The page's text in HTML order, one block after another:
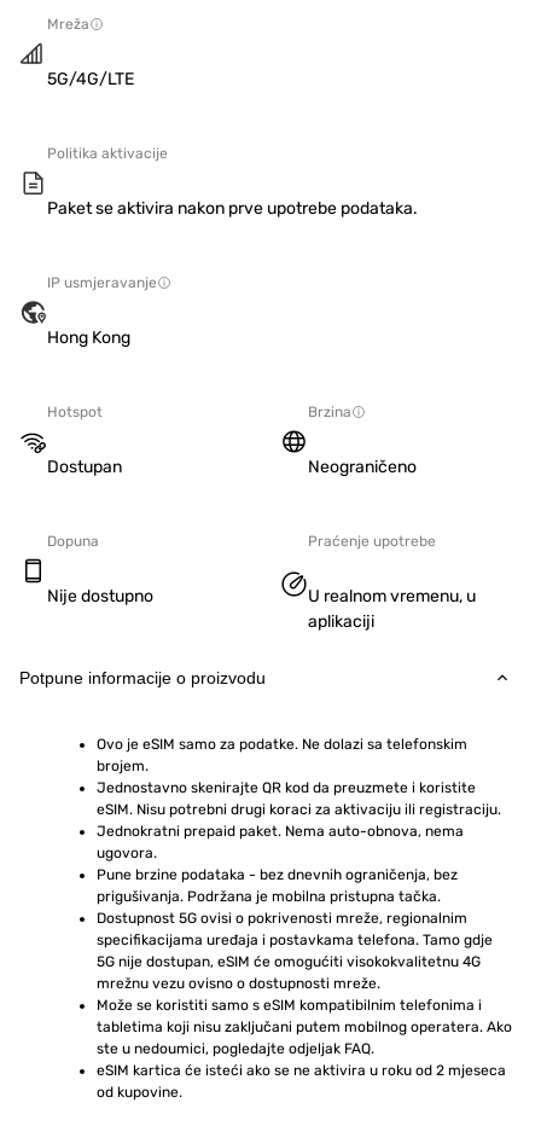
Mreža
5G/4G/LTE
Politika aktivacije
Paket se aktivira nakon prve upotrebe podataka.
IP usmjeravanje
Hong Kong
Hotspot
Dostupan
Brzina
Neograničeno
Dopuna
Nije dostupno
Praćenje upotrebe
U realnom vremenu, u
aplikaciji
Potpune informacije o proizvodu
Ovo je eSIM samo za podatke. Ne dolazi sa telefonskim
brojem.
Jednostavno skenirajte QR kod da preuzmete i koristite
eSIM. Nisu potrebni drugi koraci za aktivaciju ili registraciju.
Jednokratni prepaid paket. Nema auto-obnova, nema
ugovora.
Pune brzine podataka - bez dnevnih ograničenja, bez
prigušivanja. Podržana je mobilna pristupna tačka.
Dostupnost 5G ovisi o pokrivenosti mreže, regionalnim
specifikacijama uređaja i postavkama telefona. Tamo gdje
5G nije dostupan, eSIM će omogućiti visokokvalitetnu 4G
mrežnu vezu ovisno o dostupnosti mreže.
Može se koristiti samo s eSIM kompatibilnim telefonima i
tabletima koji nisu zaključani putem mobilnog operatera. Ako
ste u nedoumici, pogledajte odjeljak FAQ.
eSIM kartica će isteći ako se ne aktivira u roku od 2 mjeseca
od kupovine.